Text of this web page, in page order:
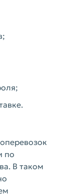
по
В таком